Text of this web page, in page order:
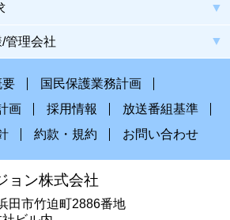
管理会社
要
国民保護業務計画
画
採用情報
放送番組基準
約款・規約 お問い合わせ
ョン株式会社
田市竹迫町2886番地